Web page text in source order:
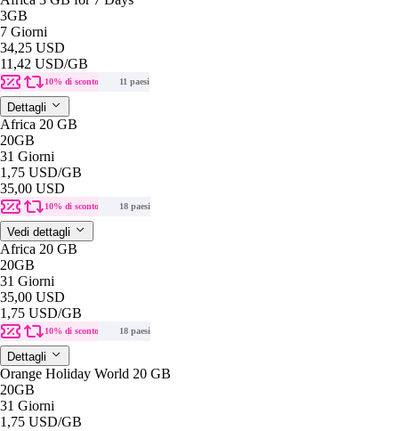
3GB
7 Giorni
34,25 USD
11,42 USD/GB
10% di sconto 11 paesi
Dettagli
Africa 20 GB
20GB
31 Giorni
1,75 USD/GB
35,00 USD
10% di sconto 18 paesi
Vedi dettagli
Africa 20 GB
20GB
31 Giorni
35,00 USD
1,75 USD/GB
10% di sconto 18 paesi
Dettagli
Orange Holiday World 20 GB
20GB
31 Giorni
1,75 USD/GB